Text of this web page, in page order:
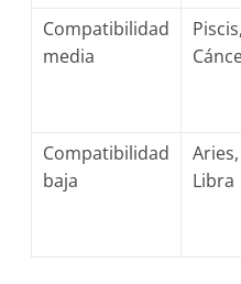
Compatibilidad
media
Piscis,
Compatibilidad
baja
Aries,
Libra